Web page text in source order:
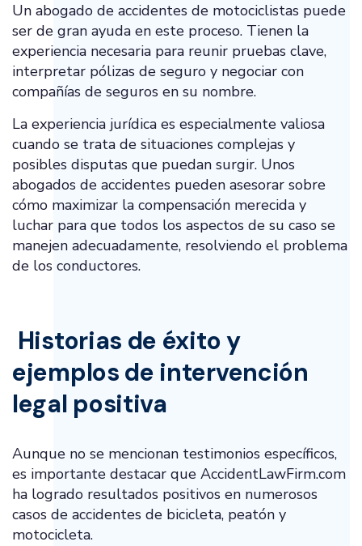
Un abogado de accidentes de motociclistas puede
ser de gran ayuda en este proceso. Tienen la
experiencia necesaria para reunir pruebas clave,
interpretar pólizas de seguro y negociar con
compañías de seguros en su nombre.
La experiencia jurídica es especialmente valiosa
cuando se trata de situaciones complejas y
posibles disputas que puedan surgir. Unos
abogados de accidentes pueden asesorar sobre
cómo maximizar la compensación merecida y
luchar para que todos los aspectos de su caso se
manejen adecuadamente, resolviendo el problema
de los conductores.
Historias de éxito y
ejemplos de intervención
legal positiva
Aunque no se mencionan testimonios específicos,
es importante destacar que AccidentLawFirm.com
ha logrado resultados positivos en numerosos
casos de accidentes de bicicleta, peatón y
motocicleta.